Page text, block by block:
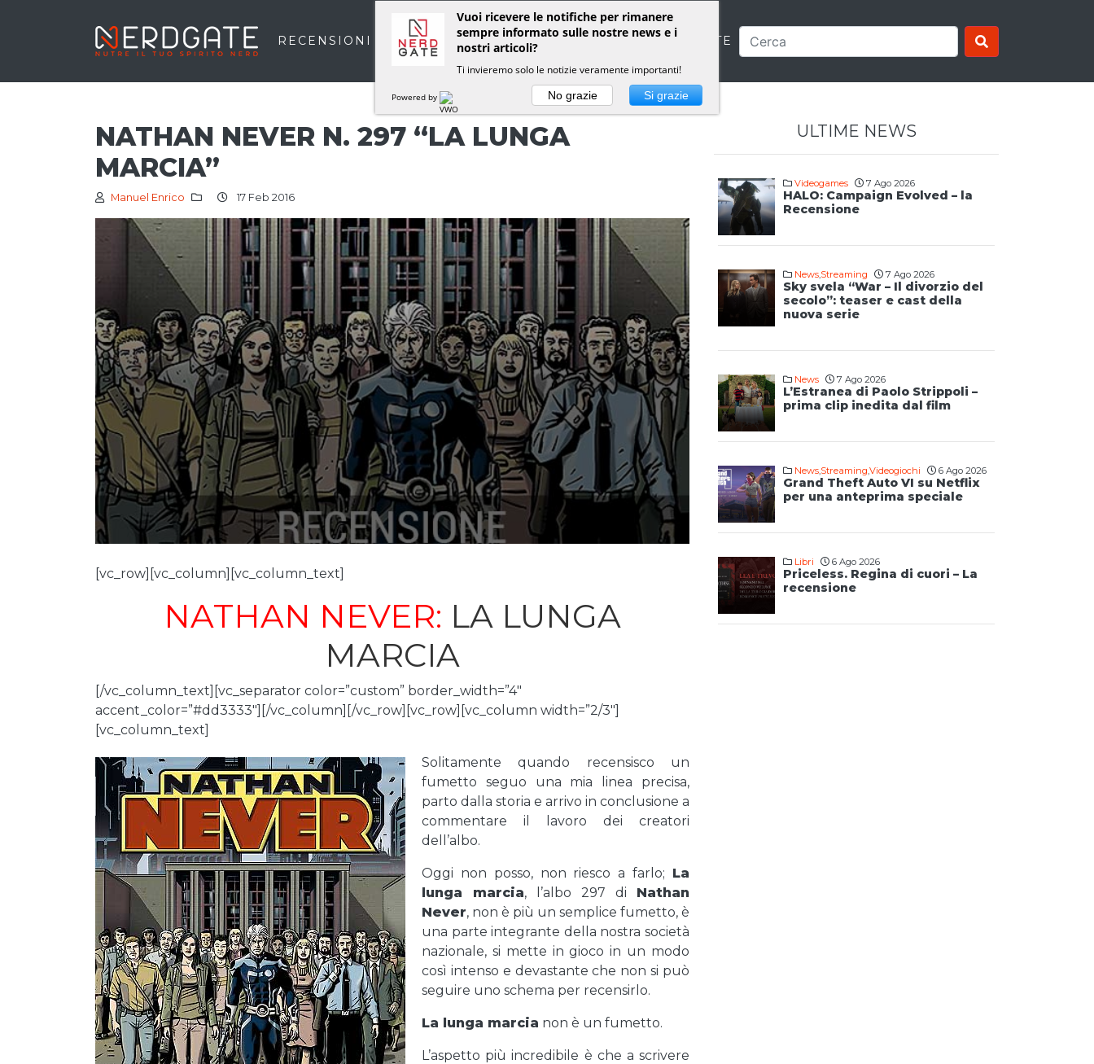
RECENSIONI RUBRICHE NEWS LO STAFF DI NERDGATE
NATHAN NEVER N. 297 “LA LUNGA
MARCIA”
Manuel Enrico 17 Feb 2016
[vc_row][vc_column][vc_column_text]
NATHAN NEVER: LA LUNGA
MARCIA
[/vc_column_text][vc_separator color=”custom” border_width=”4″
accent_color=”#dd3333″][/vc_column][/vc_row][vc_row][vc_column width=”2/3″]
[vc_column_text]
Solitamente quando recensisco un
fumetto seguo una mia linea precisa,
parto dalla storia e arrivo in conclusione a
commentare il lavoro dei creatori
dell’albo.
Oggi non posso, non riesco a farlo; La
lunga marcia, l’albo 297 di Nathan
Never, non è più un semplice fumetto, è
una parte integrante della nostra società
nazionale, si mette in gioco in un modo
così intenso e devastante che non si può
seguire uno schema per recensirlo.
La lunga marcia non è un fumetto.
L’aspetto più incredibile è che a scrivere
ULTIME NEWS
Videogames 7 Ago 2026
HALO: Campaign Evolved – la
Recensione
News,Streaming 7 Ago 2026
Sky svela “War – Il divorzio del
secolo”: teaser e cast della
nuova serie
News 7 Ago 2026
L’Estranea di Paolo Strippoli –
prima clip inedita dal film
News,Streaming,Videogiochi 6 Ago 2026
Grand Theft Auto VI su Netflix
per una anteprima speciale
Libri 6 Ago 2026
Priceless. Regina di cuori – La
recensione
Vuoi ricevere le notifiche per rimanere
sempre informato sulle nostre news e i
nostri articoli?
Ti invieremo solo le notizie veramente importanti!
Powered by No grazie Si grazie